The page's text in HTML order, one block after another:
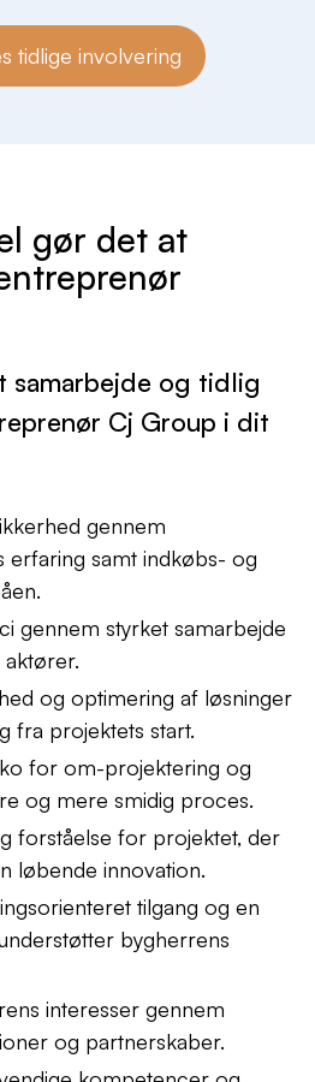
tidlige involvering
gør det at
samarbejde og tidlig
Cj Group i dit
gennem
erfaring samt indkøbs- og
gennem styrket samarbejde
og optimering af løsninger
fra projektets start.
for om-projektering og
og mere smidig proces.
forståelse for projektet, der
løbende innovation.
tilgang og en
bygherrens
interesser gennem
og partnerskaber.